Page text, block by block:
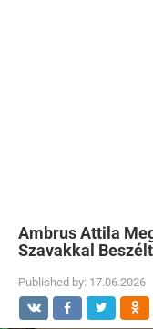
Ambrus Attila
Szavakkal
Published by: 17.06.2026